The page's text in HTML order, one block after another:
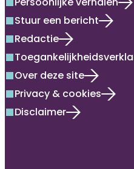
square
squareStuur een bericht
squareRedactie
square
squareOver deze site
squarePrivacy & cookies
squareDisclaimer